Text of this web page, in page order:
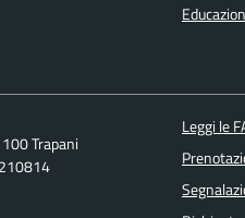
Trapani
Leggi le